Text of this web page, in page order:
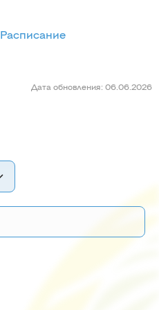
Расписание
Дата обновления: 06.06.2026